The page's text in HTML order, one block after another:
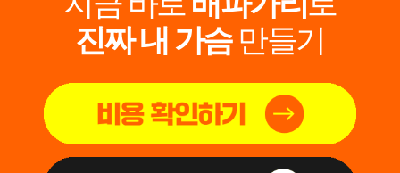
진짜 내 가슴만들기